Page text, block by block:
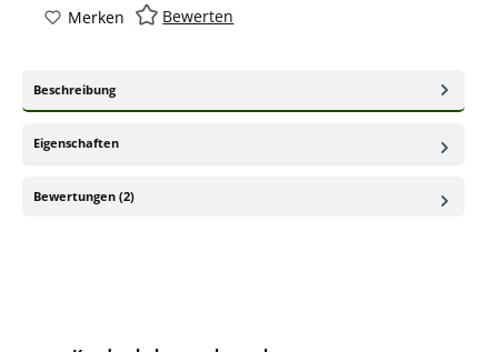
Merken Bewerten
Beschreibung
Eigenschaften
Bewertungen (2)